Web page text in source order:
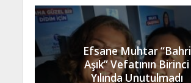
Efsane Muhtar “Bahri
Aşık” Vefatının Birinci
Yılında Unutulmadı